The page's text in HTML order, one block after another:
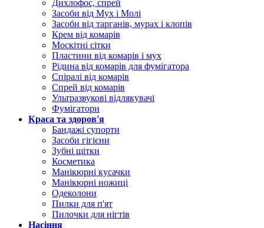
Дихлофос, спрей
Засоби від Мух і Молі
Засоби від тарганів, мурах і клопів
Крем від комарів
Москітні сітки
Пластини від комарів і мух
Рідина від комарів для фумігатора
Спіралі від комарів
Спрей від комарів
Ультразвукові відлякувачі
Фумігатори
Краса та здоров'я
Бандажі супорти
Засоби гігієни
Зубні щітки
Косметика
Манікюрні кусачки
Манікюрні ножиці
Одеколони
Пилки для п'ят
Пилочки для нігтів
Насіння